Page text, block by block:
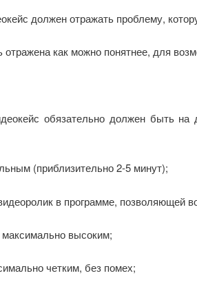
должен отражать проблему,
как можно понятнее, для
обязательно должен быть на
(приблизительно 2-5 минут);
в программе, позволяющей
высоким;
четким, без помех;